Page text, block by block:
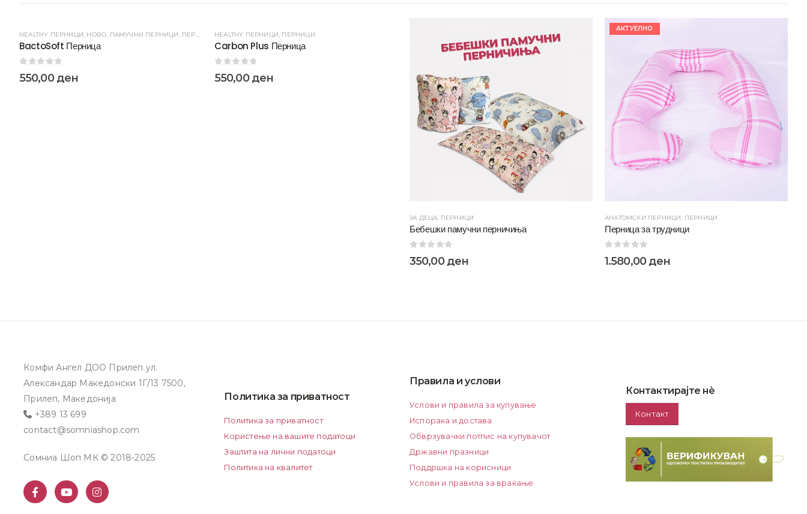
HEALTHY ПЕРНИЦИ, НОВО, ПАМУЧНИ ПЕРНИЦИ, ПЕРНИЦИ
BactoSoft Перница
550,00ден
HEALTHY ПЕРНИЦИ, ПЕРНИЦИ
Carbon Plus Перница
550,00ден
ЗА ДЕЦА, ПЕРНИЦИ
Бебешки памучни перничиња
350,00ден
АКТУЕЛНО
АНАТОМСКИ ПЕРНИЦИ, ПЕРНИЦИ
Перница за трудници
1.580,00ден
Комфи Ангел ДОО Прилеп ул.
Александар Македонски 1Г/13 7500,
Прилеп, Македонија
+389 13 699
contact@somniashop.com
Сомниа Шоп МК © 2018-2025
Политика за приватност
Политика за приватност
Користење на вашите податоци
Заштита на лични податоци
Политика на квалитет
Правила и услови
Услови и правила за купување
Испорака и достава
Обврзувачки потпис на купувачот
Државни празници
Поддршка на корисници
Услови и правила за враќање
Контактирајте нѐ
Контакт